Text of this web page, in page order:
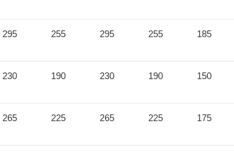
295 255 295 255 185
230 190 230 190 150
265 225 265 225 175